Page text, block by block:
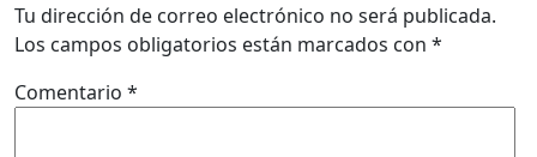
Tu dirección de correo electrónico no será publicada.
Los campos obligatorios están marcados con *
Comentario *